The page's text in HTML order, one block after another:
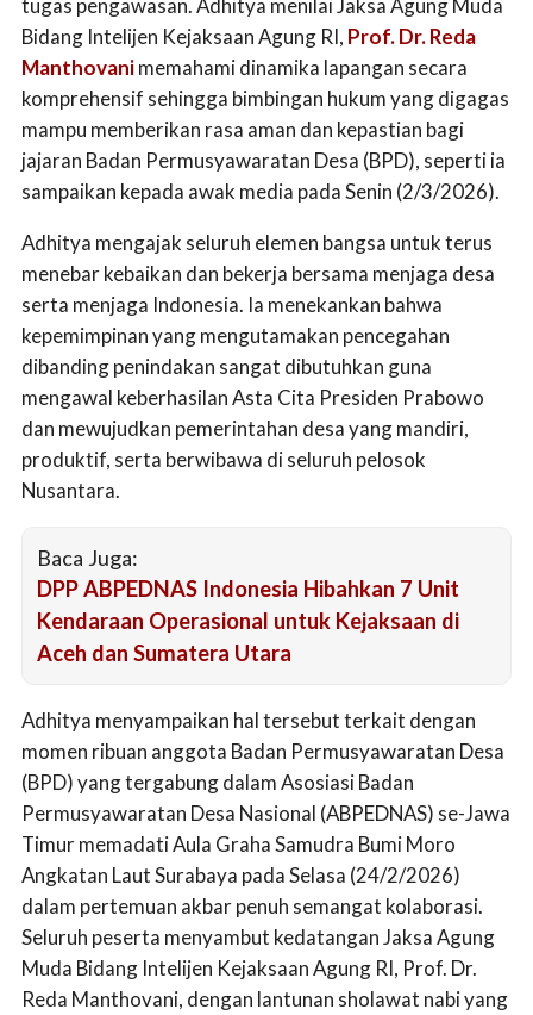
tugas pengawasan. Adhitya menilai Jaksa Agung Muda
Bidang Intelijen Kejaksaan Agung RI, Prof. Dr. Reda
Manthovanimemahami dinamika lapangan secara
komprehensif sehingga bimbingan hukum yang digagas
mampu memberikan rasa aman dan kepastian bagi
jajaran Badan Permusyawaratan Desa (BPD), seperti ia
sampaikan kepada awak media pada Senin (2/3/2026).
Adhitya mengajak seluruh elemen bangsa untuk terus
menebar kebaikan dan bekerja bersama menjaga desa
serta menjaga Indonesia. Ia menekankan bahwa
kepemimpinan yang mengutamakan pencegahan
dibanding penindakan sangat dibutuhkan guna
mengawal keberhasilan Asta Cita Presiden Prabowo
dan mewujudkan pemerintahan desa yang mandiri,
produktif, serta berwibawa di seluruh pelosok
Nusantara.
Baca Juga:
DPP ABPEDNAS Indonesia Hibahkan 7 Unit
Kendaraan Operasional untuk Kejaksaan di
Aceh dan Sumatera Utara
Adhitya menyampaikan hal tersebut terkait dengan
momen ribuan anggota Badan Permusyawaratan Desa
(BPD) yang tergabung dalam Asosiasi Badan
Permusyawaratan Desa Nasional (ABPEDNAS) se-Jawa
Timur memadati Aula Graha Samudra Bumi Moro
Angkatan Laut Surabaya pada Selasa (24/2/2026)
dalam pertemuan akbar penuh semangat kolaborasi.
Seluruh peserta menyambut kedatangan Jaksa Agung
Muda Bidang Intelijen Kejaksaan Agung RI, Prof. Dr.
Reda Manthovani, dengan lantunan sholawat nabi yang